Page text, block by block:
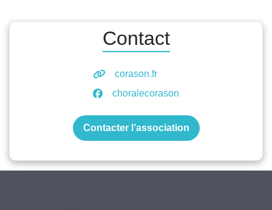
Contact
corason.fr
choralecorason
Contacter l’association